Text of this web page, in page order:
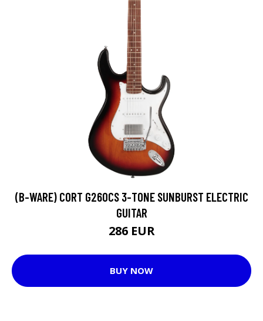
(B-WARE) CORT G260CS 3-TONE SUNBURST ELECTRIC
GUITAR
286 EUR
BUY NOW